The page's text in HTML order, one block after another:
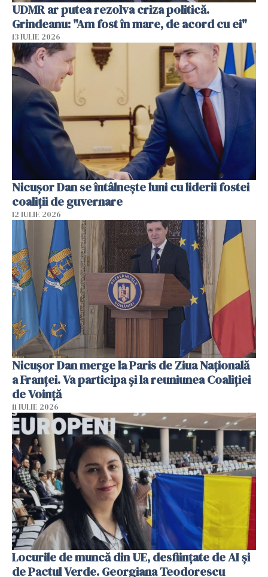
UDMR ar putea rezolva criza politică.
Grindeanu: "Am fost în mare, de acord cu ei"
13 IULIE 2026
Nicuşor Dan se întâlnește luni cu liderii fostei
coaliţii de guvernare
12 IULIE 2026
Nicuşor Dan merge la Paris de Ziua Naţională
a Franţei. Va participa şi la reuniunea Coaliţiei
de Voinţă
11 IULIE 2026
Locurile de muncă din UE, desființate de AI și
de Pactul Verde. Georgiana Teodorescu